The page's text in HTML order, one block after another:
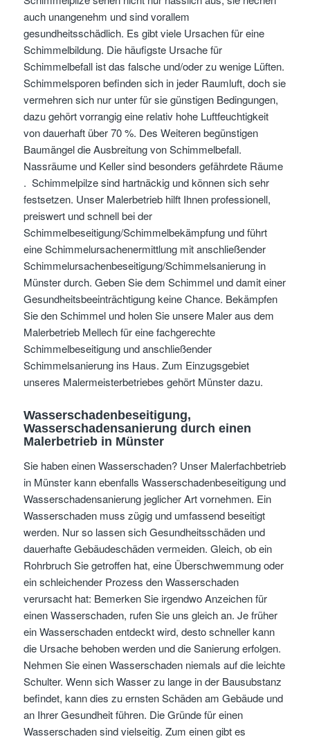
auch unangenehm und sind vorallem
gesundheitsschädlich. Es gibt viele Ursachen für eine
Schimmelbildung. Die häufigste Ursache für
Schimmelbefall ist das falsche und/oder zu wenige Lüften.
Schimmelsporen befinden sich in jeder Raumluft, doch sie
vermehren sich nur unter für sie günstigen Bedingungen,
dazu gehört vorrangig eine relativ hohe Luftfeuchtigkeit
von dauerhaft über 70 %. Des Weiteren begünstigen
Baumängel die Ausbreitung von Schimmelbefall.
Nassräume und Keller sind besonders gefährdete Räume
. Schimmelpilze sind hartnäckig und können sich sehr
festsetzen. Unser Malerbetrieb hilft Ihnen professionell,
preiswert und schnell bei der
Schimmelbeseitigung/Schimmelbekämpfung und führt
eine Schimmelursachenermittlung mit anschließender
Schimmelursachenbeseitigung/Schimmelsanierung in
Münster durch. Geben Sie dem Schimmel und damit einer
Gesundheitsbeeinträchtigung keine Chance. Bekämpfen
Sie den Schimmel und holen Sie unsere Maler aus dem
Malerbetrieb Mellech für eine fachgerechte
Schimmelbeseitigung und anschließender
Schimmelsanierung ins Haus. Zum Einzugsgebiet
unseres Malermeisterbetriebes gehört Münster dazu.
Wasserschadenbeseitigung,
Wasserschadensanierung durch einen
Malerbetrieb in Münster
Sie haben einen Wasserschaden? Unser Malerfachbetrieb
in Münster kann ebenfalls Wasserschadenbeseitigung und
Wasserschadensanierung jeglicher Art vornehmen. Ein
Wasserschaden muss zügig und umfassend beseitigt
werden. Nur so lassen sich Gesundheitsschäden und
dauerhafte Gebäudeschäden vermeiden. Gleich, ob ein
Rohrbruch Sie getroffen hat, eine Überschwemmung oder
ein schleichender Prozess den Wasserschaden
verursacht hat: Bemerken Sie irgendwo Anzeichen für
einen Wasserschaden, rufen Sie uns gleich an. Je früher
ein Wasserschaden entdeckt wird, desto schneller kann
die Ursache behoben werden und die Sanierung erfolgen.
Nehmen Sie einen Wasserschaden niemals auf die leichte
Schulter. Wenn sich Wasser zu lange in der Bausubstanz
befindet, kann dies zu ernsten Schäden am Gebäude und
an Ihrer Gesundheit führen. Die Gründe für einen
Wasserschaden sind vielseitig. Zum einen gibt es